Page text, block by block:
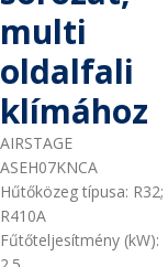
multi
oldalfali
klímához
AIRSTAGE
ASEH07KNCA
Hűtőközeg típusa: R32;
R410A
Fűtőteljesítmény (kW):